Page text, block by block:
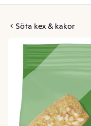
Söta kex & kakor
Pinnar